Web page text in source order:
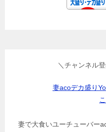
＼チャンネル
妻acoデカ盛り
妻で大食いユーチューバー